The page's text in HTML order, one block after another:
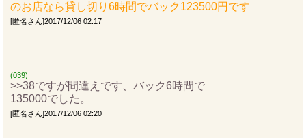
のお店なら貸し切り6時間でバック123500円です
[匿名さん]2017/12/06 02:17
(039)
>>38ですが間違えです、バック6時間で
135000でした。
[匿名さん]2017/12/06 02:20